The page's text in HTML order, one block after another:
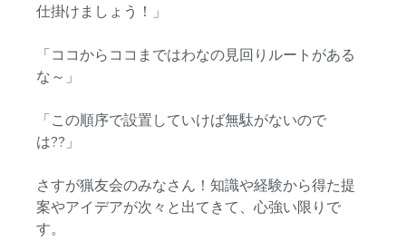
仕掛けましょう！」
「ココからココまではわなの見回りルートがある
な～」
「この順序で設置していけば無駄がないので
は??」
さすが猟友会のみなさん！知識や経験から得た提
案やアイデアが次々と出てきて、心強い限りで
す。